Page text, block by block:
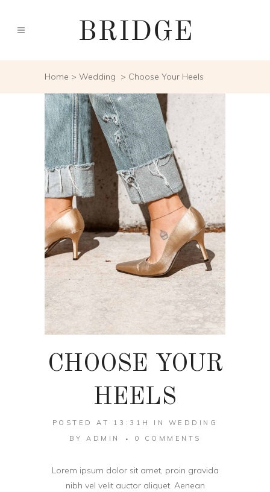
Home > Wedding > Choose Your Heels
CHOOSE YOUR
HEELS
POSTED AT 13:31H IN WEDDING
BY ADMIN 0 COMMENTS
Lorem ipsum dolor sit amet, proin gravida
nibh vel velit auctor aliquet. Aenean